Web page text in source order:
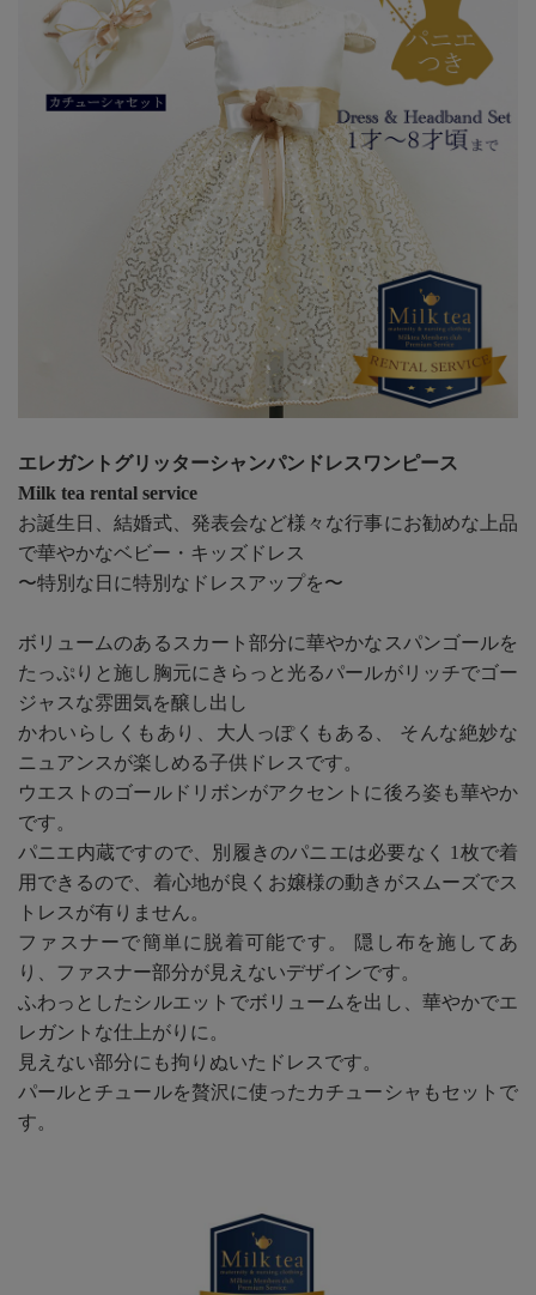
エレガントグリッターシャンパンドレスワンピース
Milk tea rental service
お誕生日、結婚式、発表会など様々な行事にお勧めな上品
で華やかなベビー・キッズドレス
〜特別な日に特別なドレスアップを〜
ボリュームのあるスカート部分に華やかなスパンゴールを
たっぷりと施し胸元にきらっと光るパールがリッチでゴー
ジャスな雰囲気を醸し出し
かわいらしくもあり、大人っぽくもある、 そんな絶妙な
ニュアンスが楽しめる子供ドレスです。
ウエストのゴールドリボンがアクセントに後ろ姿も華やか
です。
パニエ内蔵ですので、別履きのパニエは必要なく 1枚で着
用できるので、着心地が良くお嬢様の動きがスムーズでス
トレスが有りません。
ファスナーで簡単に脱着可能です。 隠し布を施してあ
り、ファスナー部分が見えないデザインです。
ふわっとしたシルエットでボリュームを出し、華やかでエ
レガントな仕上がりに。
見えない部分にも拘りぬいたドレスです。
パールとチュールを贅沢に使ったカチューシャもセットで
す。